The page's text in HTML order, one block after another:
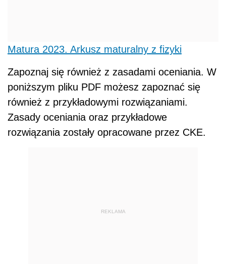
Matura 2023. Arkusz maturalny z fizyki
Zapoznaj się również z zasadami oceniania. W
poniższym pliku PDF możesz zapoznać się
również z przykładowymi rozwiązaniami.
Zasady oceniania oraz przykładowe
rozwiązania zostały opracowane przez CKE.
REKLAMA